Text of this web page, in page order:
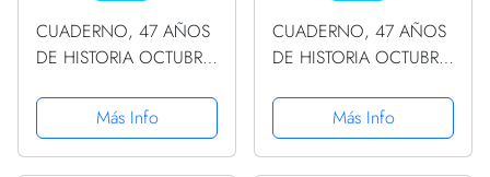
CUADERNO, 47 AÑOS
DE HISTORIA OCTUBRE
LIMITADA: Regalo de 47
cumpleaños para
mujeres y hombres,
Más Info
CUADERNO, 47 AÑOS
DE HISTORIA OCTUBRE
LIMITADA: Regalo de 47
cumpleaños para
mujeres y hombres,
Más Info